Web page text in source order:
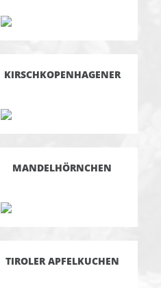
KIRSCHKOPENHAGENER
MANDELHÖRNCHEN
TIROLER APFELKUCHEN